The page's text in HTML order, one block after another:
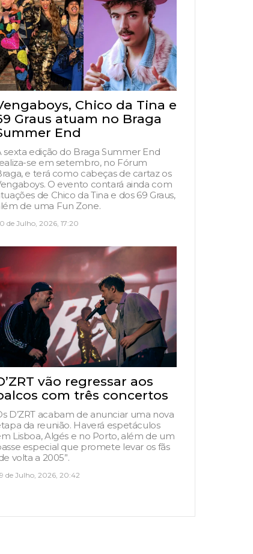
Chico da Tina e
Graus atuam no Braga
End
sexta edição do Braga Summer End
se em setembro, no Fórum
e terá como cabeças de cartaz os
O evento contará ainda com
de Chico da Tina e dos 69 Graus,
de uma Fun Zone.
de Julho, 2026, 17:20
vão regressar aos
com três concertos
D’ZRT acabam de anunciar uma nova
da reunião. Haverá espetáculos
Lisboa, Algés e no Porto, além de um
especial que promete levar os fãs
volta a 2005”.
de Julho, 2026, 20:42